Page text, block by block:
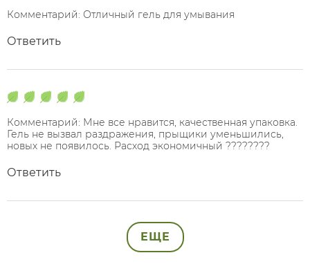
Комментарий: Отличный гель для умывания
Ответить
Комментарий: Мне все нравится, качественная упаковка.
Гель не вызвал раздражения, прыщики уменьшились,
новых не появилось. Расход экономичный ????????
Ответить
ЕЩЕ